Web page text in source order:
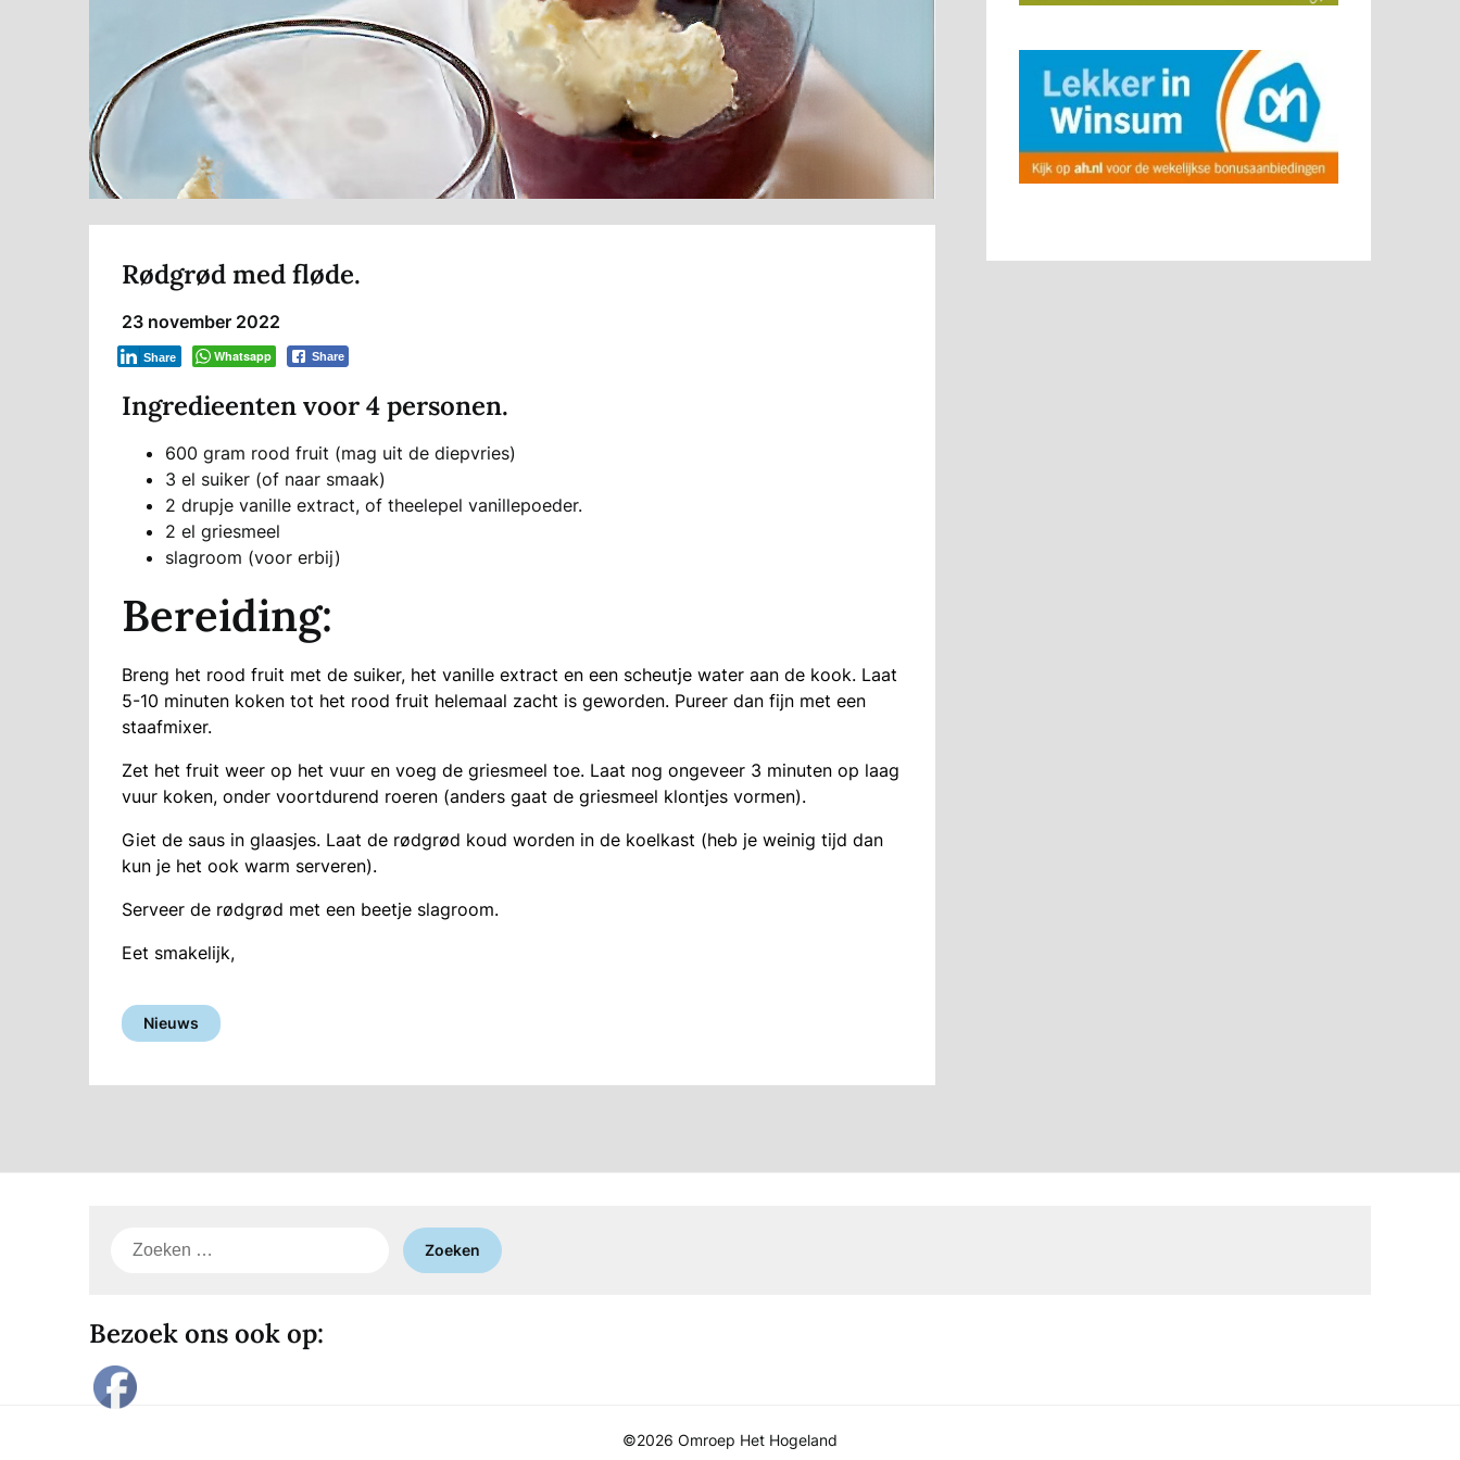
Rødgrød med fløde.
23 november 2022
Whatsapp Share
Share
Ingredieenten voor 4 personen.
600 gram rood fruit (mag uit de diepvries)
3 el suiker (of naar smaak)
2 drupje vanille extract, of theelepel vanillepoeder.
2 el griesmeel
slagroom (voor erbij)
Bereiding:
Breng het rood fruit met de suiker, het vanille extract en een scheutje water aan de kook. Laat
5-10 minuten koken tot het rood fruit helemaal zacht is geworden. Pureer dan fijn met een
staafmixer.
Zet het fruit weer op het vuur en voeg de griesmeel toe. Laat nog ongeveer 3 minuten op laag
vuur koken, onder voortdurend roeren (anders gaat de griesmeel klontjes vormen).
Giet de saus in glaasjes. Laat de rødgrød koud worden in de koelkast (heb je weinig tijd dan
kun je het ook warm serveren).
Serveer de rødgrød met een beetje slagroom.
Eet smakelijk,
Nieuws
Zoeken
Bezoek ons ook op:
©2026 Omroep Het Hogeland